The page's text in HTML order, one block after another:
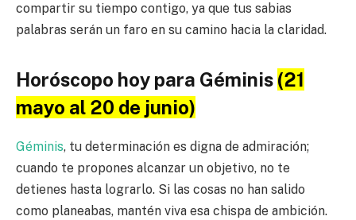
compartir su tiempo contigo, ya que tus sabias
palabras serán un faro en su camino hacia la claridad.
Horóscopo hoy para Géminis (21
mayo al 20 de junio)
Géminis, tu determinación es digna de admiración;
cuando te propones alcanzar un objetivo, no te
detienes hasta lograrlo. Si las cosas no han salido
como planeabas, mantén viva esa chispa de ambición.